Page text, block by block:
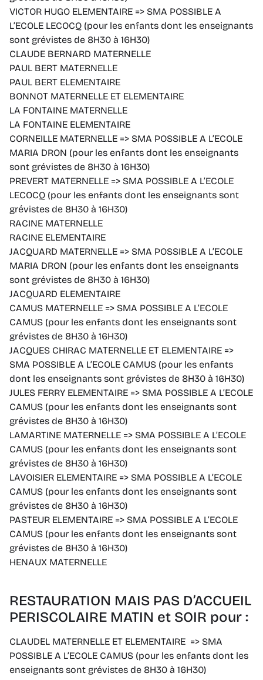
VICTOR HUGO ELEMENTAIRE => SMA POSSIBLE A
L’ECOLE LECOCQ (pour les enfants dont les enseignants
sont grévistes de 8H30 à 16H30)
CLAUDE BERNARD MATERNELLE
PAUL BERT MATERNELLE
PAUL BERT ELEMENTAIRE
BONNOT MATERNELLE ET ELEMENTAIRE
LA FONTAINE MATERNELLE
LA FONTAINE ELEMENTAIRE
CORNEILLE MATERNELLE => SMA POSSIBLE A L’ECOLE
MARIA DRON (pour les enfants dont les enseignants
sont grévistes de 8H30 à 16H30)
PREVERT MATERNELLE => SMA POSSIBLE A L’ECOLE
LECOCQ (pour les enfants dont les enseignants sont
grévistes de 8H30 à 16H30)
RACINE MATERNELLE
RACINE ELEMENTAIRE
JACQUARD MATERNELLE => SMA POSSIBLE A L’ECOLE
MARIA DRON (pour les enfants dont les enseignants
sont grévistes de 8H30 à 16H30)
JACQUARD ELEMENTAIRE
CAMUS MATERNELLE => SMA POSSIBLE A L’ECOLE
CAMUS (pour les enfants dont les enseignants sont
grévistes de 8H30 à 16H30)
JACQUES CHIRAC MATERNELLE ET ELEMENTAIRE =>
SMA POSSIBLE A L’ECOLE CAMUS (pour les enfants
dont les enseignants sont grévistes de 8H30 à 16H30)
JULES FERRY ELEMENTAIRE => SMA POSSIBLE A L’ECOLE
CAMUS (pour les enfants dont les enseignants sont
grévistes de 8H30 à 16H30)
LAMARTINE MATERNELLE => SMA POSSIBLE A L’ECOLE
CAMUS (pour les enfants dont les enseignants sont
grévistes de 8H30 à 16H30)
LAVOISIER ELEMENTAIRE => SMA POSSIBLE A L’ECOLE
CAMUS (pour les enfants dont les enseignants sont
grévistes de 8H30 à 16H30)
PASTEUR ELEMENTAIRE => SMA POSSIBLE A L’ECOLE
CAMUS (pour les enfants dont les enseignants sont
grévistes de 8H30 à 16H30)
HENAUX MATERNELLE
RESTAURATION MAIS PAS D’ACCUEIL
PERISCOLAIRE MATIN et SOIR pour :
CLAUDEL MATERNELLE ET ELEMENTAIRE => SMA
POSSIBLE A L’ECOLE CAMUS (pour les enfants dont les
enseignants sont grévistes de 8H30 à 16H30)